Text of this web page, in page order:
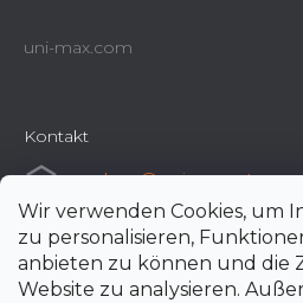
Wir verwenden Cookies, um
zu personalisieren,
anbieten zu können und die
Website zu analysieren.
uni-max.com
Kontakt
e-shop@uni-max.at
+420 266 190